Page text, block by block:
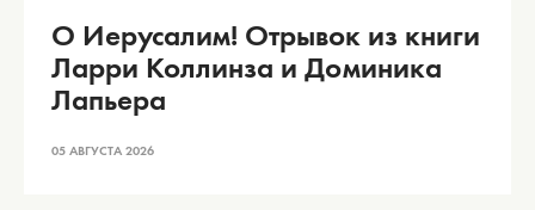
О Иерусалим! Отрывок из книги
Ларри Коллинза и Доминика
Лапьера
05 АВГУСТА 2026